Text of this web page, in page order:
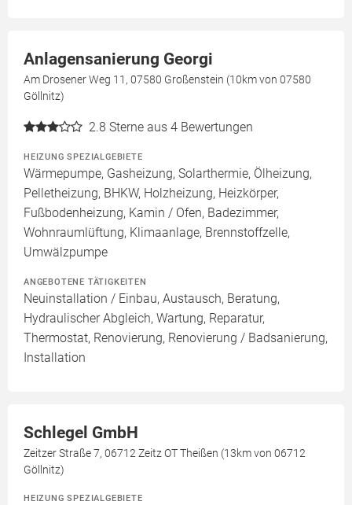
Anlagensanierung Georgi
Am Drosener Weg 11, 07580 Großenstein (10km von 07580
Göllnitz)
2.8 Sterne aus 4 Bewertungen
HEIZUNG SPEZIALGEBIETE
Wärmepumpe, Gasheizung, Solarthermie, Ölheizung,
Pelletheizung, BHKW, Holzheizung, Heizkörper,
Fußbodenheizung, Kamin / Ofen, Badezimmer,
Wohnraumlüftung, Klimaanlage, Brennstoffzelle,
Umwälzpumpe
ANGEBOTENE TÄTIGKEITEN
Neuinstallation / Einbau, Austausch, Beratung,
Hydraulischer Abgleich, Wartung, Reparatur,
Thermostat, Renovierung, Renovierung / Badsanierung,
Installation
Schlegel GmbH
Zeitzer Straße 7, 06712 Zeitz OT Theißen (13km von 06712
Göllnitz)
HEIZUNG SPEZIALGEBIETE